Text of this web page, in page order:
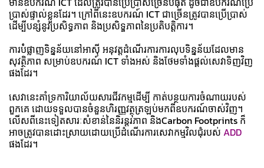
ប្រាស់ផ្ទាល់ខ្លួនដែរ។ ក្រៅពីនេះឧបករណ៍ ICT ជាច្រើនត្រូវបានប្រើប្រាស់
ដើម្បីបន្សំនូវប្រសិទ្ធភាព និងប្រសិទ្ឌភាពនៃប្រតិបត្តិការ។
ការបំំផ្លាញទិន្នន័យនៅអាស៊ី អនុវត្តដំណើរការការលុបទិន្នន័យដែលមាន
សុវត្ថិភាព សម្រាប់ឧបករណ៍ ICT ទាំងអស់ និងថែមទាំងផ្ដល់សេវាទិញវិញ
ផងដែរ។
សេវានេះគាំទ្រការិយាល័យសារជីវកម្មដើម្បី កាត់បន្ថយការចំណាយរបស់
ពួកគេ ដោយទទួលបានចំនួនហិរញ្ញវត្ថុត្រឡប់មកពីឧបករណ៍ចាស់វិញ។
លើសពីនេះទៀតសារៈសំខាន់នៃនិរន្តរភាព និងCarbon Footprints ក៏
អាចត្រូវបានដោះស្រាយដោយប្រើដំណើរការសេវាកម្មវិលជុំរបស់ ADD
ផងដែរ។